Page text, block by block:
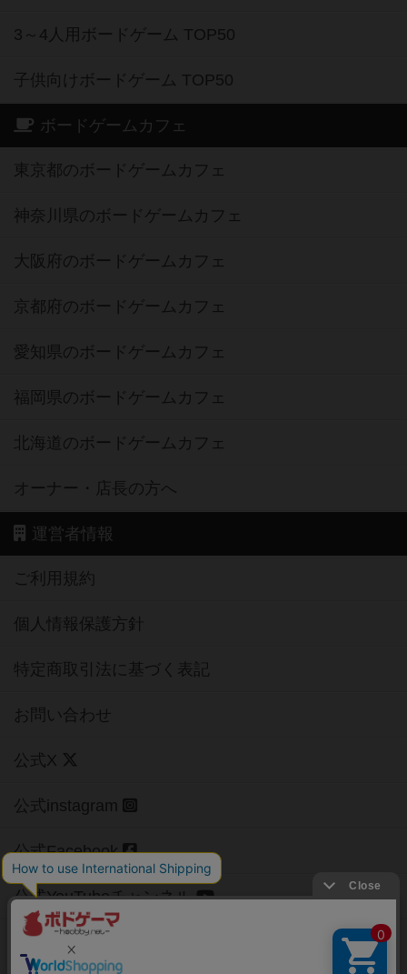
3～4人用ボードゲーム TOP50
子供向けボードゲーム TOP50
ボードゲームカフェ
東京都のボードゲームカフェ
神奈川県のボードゲームカフェ
大阪府のボードゲームカフェ
京都府のボードゲームカフェ
愛知県のボードゲームカフェ
福岡県のボードゲームカフェ
北海道のボードゲームカフェ
オーナー・店長の方へ
運営者情報
ご利用規約
個人情報保護方針
特定商取引法に基づく表記
お問い合わせ
公式X
公式instagram
公式Facebook
公式YouTubeチャンネル